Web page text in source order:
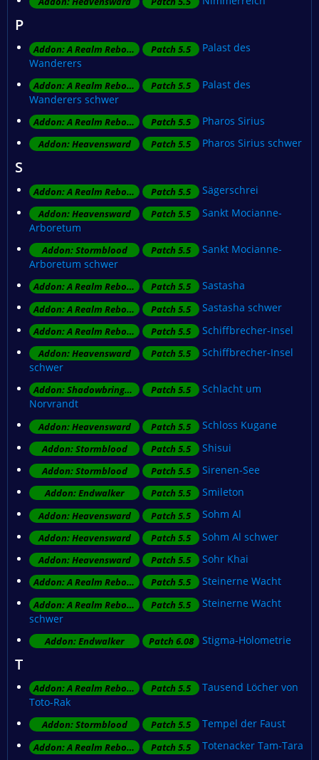
P
Addon: A Realm Reborn Patch 5.5
Palast des
Wanderers
Addon: A Realm Reborn Patch 5.5
Palast des
Wanderers schwer
Addon: A Realm Reborn Patch 5.5 Pharos Sirius
Addon: Heavensward Patch 5.5 Pharos Sirius schwer
S
Addon: A Realm Reborn Patch 5.5 Sägerschrei
Addon: Heavensward Patch 5.5
Sankt Mocianne-
Arboretum
Addon: Stormblood Patch 5.5
Sankt Mocianne-
Arboretum schwer
Addon: A Realm Reborn Patch 5.5 Sastasha
Addon: A Realm Reborn Patch 5.5 Sastasha schwer
Addon: A Realm Reborn Patch 5.5 Schiffbrecher-Insel
Addon: Heavensward Patch 5.5
Schiffbrecher-Insel
schwer
Addon: Shadowbringers Patch 5.5
Schlacht um
Norvrandt
Addon: Heavensward Patch 5.5 Schloss Kugane
Addon: Stormblood Patch 5.5 Shisui
Addon: Stormblood Patch 5.5 Sirenen-See
Addon: Endwalker Patch 5.5 Smileton
Addon: Heavensward Patch 5.5 Sohm Al
Addon: Heavensward Patch 5.5 Sohm Al schwer
Addon: Heavensward Patch 5.5 Sohr Khai
Addon: A Realm Reborn Patch 5.5 Steinerne Wacht
Addon: A Realm Reborn Patch 5.5
Steinerne Wacht
schwer
Addon: Endwalker Patch 6.08 Stigma-Holometrie
T
Addon: A Realm Reborn Patch 5.5
Tausend Löcher von
Toto-Rak
Addon: Stormblood Patch 5.5 Tempel der Faust
Addon: A Realm Reborn Patch 5.5 Totenacker Tam-Tara